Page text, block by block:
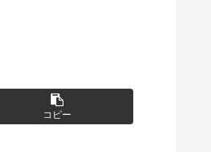
コピー